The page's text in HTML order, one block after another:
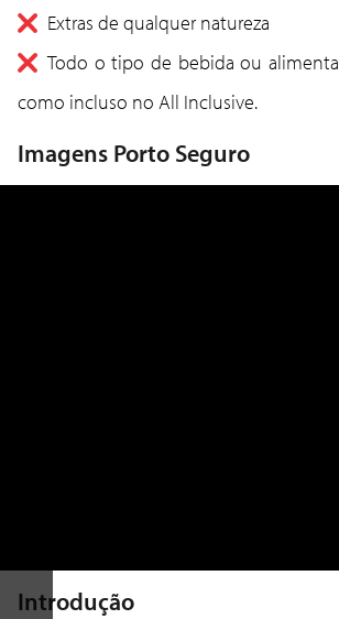
Extras de qualquer natureza
Todo o tipo de bebida ou
como incluso no All Inclusive.
Imagens Porto Seguro
Introdução